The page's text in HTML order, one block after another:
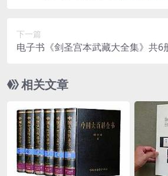
下一篇
电子书《剑圣宫本武藏大全集》共6
相关文章